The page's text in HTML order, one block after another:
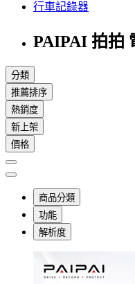
行車記錄器
PAIPAI 拍拍
分類
推薦排序
熱銷度
新上架
價格
商品分類
功能
解析度